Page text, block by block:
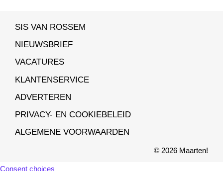
SIS VAN ROSSEM
NIEUWSBRIEF
VACATURES
KLANTENSERVICE
ADVERTEREN
PRIVACY- EN COOKIEBELEID
ALGEMENE VOORWAARDEN
© 2026 Maarten!
Consent choices